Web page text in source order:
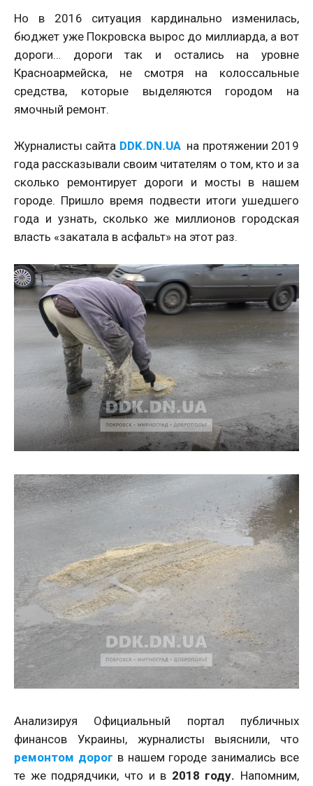
Но в 2016 ситуация кардинально изменилась,
бюджет уже Покровска вырос до миллиарда, а вот
дороги… дороги так и остались на уровне
Красноармейска, не смотря на колоссальные
средства, которые выделяются городом на
ямочный ремонт.
Журналисты сайта DDK.DN.UAна протяжении 2019
года рассказывали своим читателям о том, кто и за
сколько ремонтирует дороги и мосты в нашем
городе. Пришло время подвести итоги ушедшего
года и узнать, сколько же миллионов городская
власть «закатала в асфальт» на этот раз.
Анализируя Официальный портал публичных
финансов Украины, журналисты выяснили, что
ремонтом дорог в нашем городе занимались все
те же подрядчики, что и в 2018 году. Напомним,